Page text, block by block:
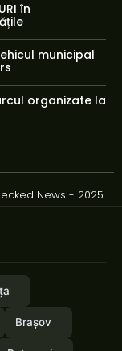
în
municipal
organizate la
News - 2025
Brașov